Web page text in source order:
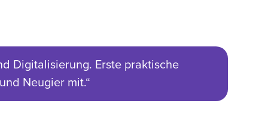
Digitalisierung. Erste praktische
Neugier mit.“